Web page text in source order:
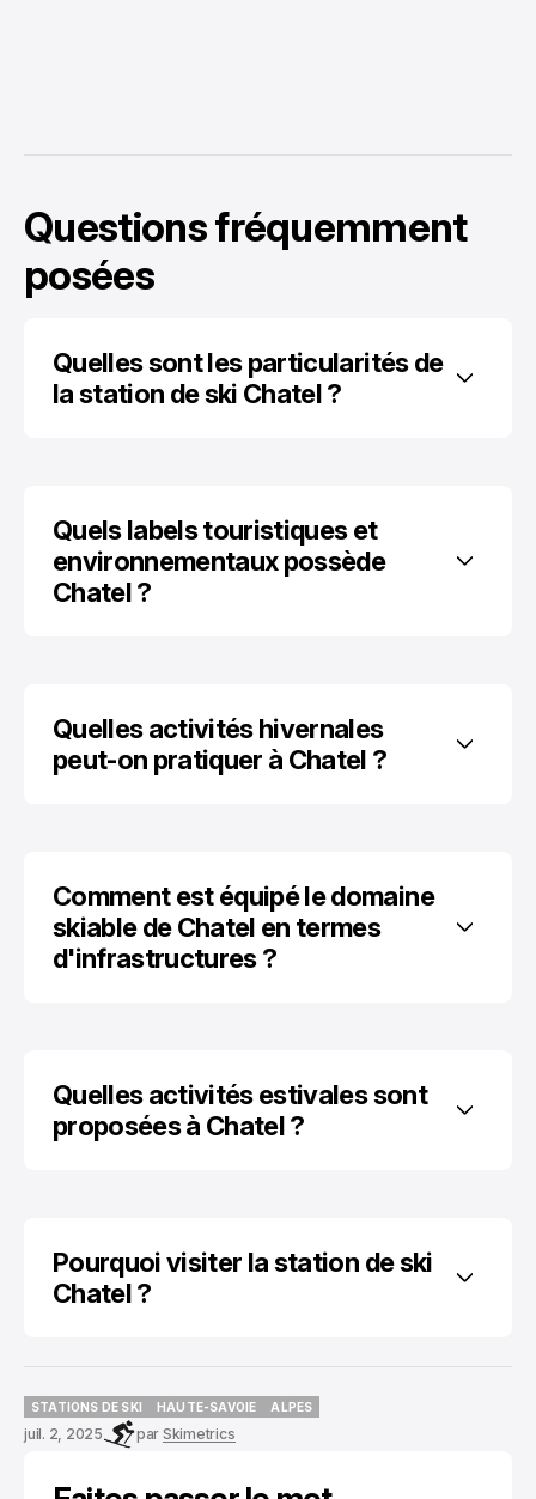
Questions fréquemment
posées
Quelles sont les particularités de
la station de ski Chatel ?
Quels labels touristiques et
environnementaux possède
Chatel ?
Quelles activités hivernales
peut-on pratiquer à Chatel ?
Comment est équipé le domaine
skiable de Chatel en termes
d'infrastructures ?
Quelles activités estivales sont
proposées à Chatel ?
Pourquoi visiter la station de ski
Chatel ?
STATIONS DE SKI
STATIONS DE SKI
HAUTE-SAVOIE
HAUTE-SAVOIE
ALPES
juil. 2, 2025 par Skimetrics